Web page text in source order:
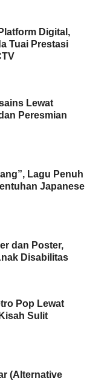
Digital,
Tuai Prestasi
Lewat
Peresmian
Lagu Penuh
Japanese
dan Poster,
Disabilitas
Pop Lewat
Sulit
(Alternative